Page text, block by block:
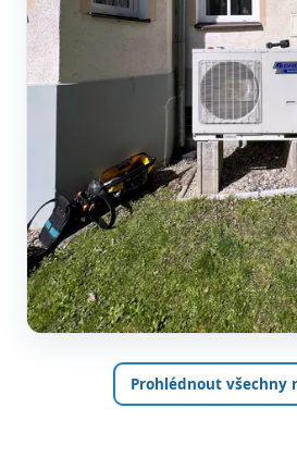
Prohlédnout všechny